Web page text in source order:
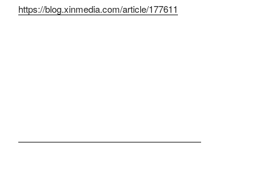
https://blog.xinmedia.com/article/177611